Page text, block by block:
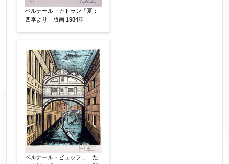
ベルナール・カトラン「夏：
四季より」版画 1984年
ベルナール・ビュッフェ「た